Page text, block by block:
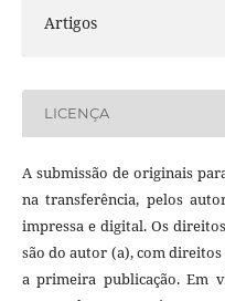
Artigos
LICENÇA
A submissão de originais
na transferência, pelos
impressa e digital. Os
são do autor (a), com
a primeira publicação. Em